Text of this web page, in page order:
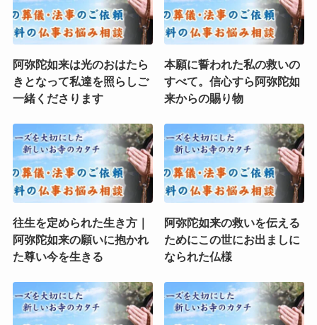
阿弥陀如来は光のおはたら
きとなって私達を照らしご
一緒くださります
本願に誓われた私の救いの
すべて。信心すら阿弥陀如
来からの賜り物
往生を定められた生き方｜
阿弥陀如来の願いに抱かれ
た尊い今を生きる
阿弥陀如来の救いを伝える
ためにこの世にお出ましに
なられた仏様